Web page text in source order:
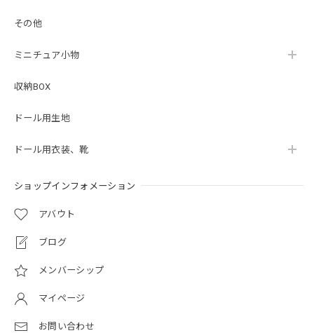
その他
ミニチュア小物
収納BOX
ドール用生地
ドール用衣装、靴
ショップインフォメーション
アバウト
ブログ
メンバーシップ
マイページ
お問い合わせ